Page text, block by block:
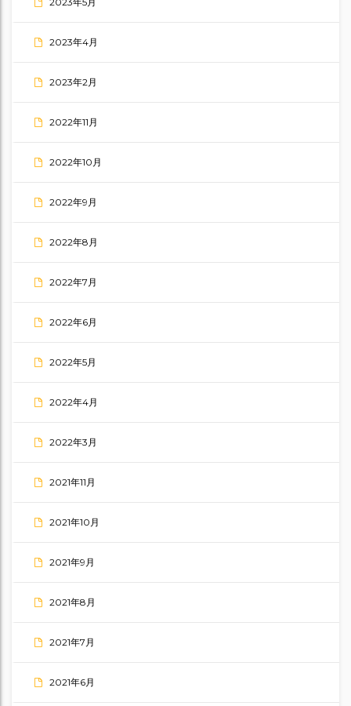
2023年4月
2023年2月
2022年11月
2022年10月
2022年9月
2022年8月
2022年7月
2022年6月
2022年5月
2022年4月
2022年3月
2021年11月
2021年10月
2021年9月
2021年8月
2021年7月
2021年6月